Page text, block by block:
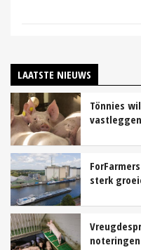
LAATSTE NIEUWS
Tönnies
vastleggen
sterk
noteringen